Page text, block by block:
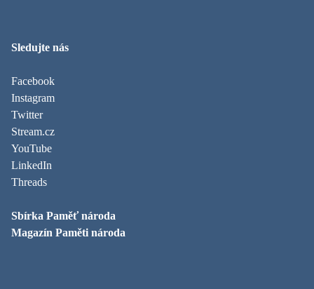
Sledujte nás
Facebook
Instagram
Twitter
Stream.cz
YouTube
LinkedIn
Threads
Sbírka Paměť národa
Magazín Paměti národa